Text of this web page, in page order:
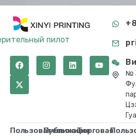
пилот
№
Пользовательские
ПубликацияТорговая